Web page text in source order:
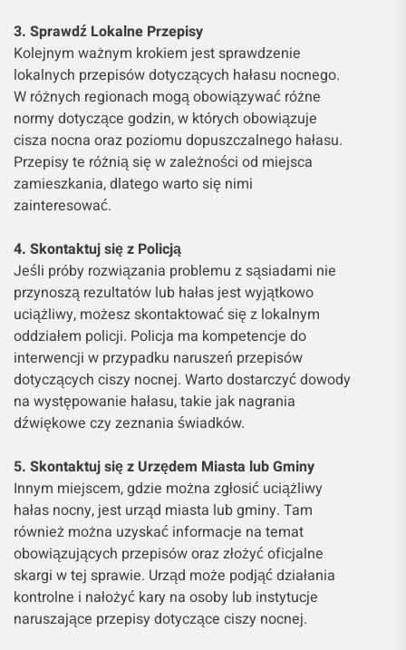
3. Sprawdź Lokalne Przepisy
Kolejnym ważnym krokiem jest sprawdzenie
lokalnych przepisów dotyczących hałasu nocnego.
W różnych regionach mogą obowiązywać różne
normy dotyczące godzin, w których obowiązuje
cisza nocna oraz poziomu dopuszczalnego hałasu.
Przepisy te różnią się w zależności od miejsca
zamieszkania, dlatego warto się nimi
zainteresować.
4. Skontaktuj się z Policją
Jeśli próby rozwiązania problemu z sąsiadami nie
przynoszą rezultatów lub hałas jest wyjątkowo
uciążliwy, możesz skontaktować się z lokalnym
oddziałem policji. Policja ma kompetencje do
interwencji w przypadku naruszeń przepisów
dotyczących ciszy nocnej. Warto dostarczyć dowody
na występowanie hałasu, takie jak nagrania
dźwiękowe czy zeznania świadków.
5. Skontaktuj się z Urzędem Miasta lub Gminy
Innym miejscem, gdzie można zgłosić uciążliwy
hałas nocny, jest urząd miasta lub gminy. Tam
również można uzyskać informacje na temat
obowiązujących przepisów oraz złożyć oficjalne
skargi w tej sprawie. Urząd może podjąć działania
kontrolne i nałożyć kary na osoby lub instytucje
naruszające przepisy dotyczące ciszy nocnej.